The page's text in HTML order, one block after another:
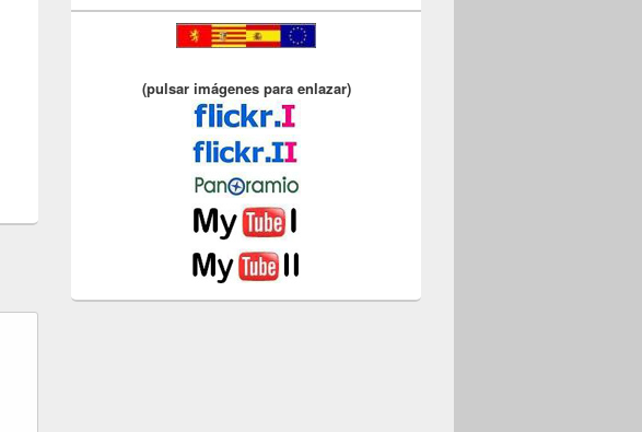
(pulsar imágenes para enlazar)